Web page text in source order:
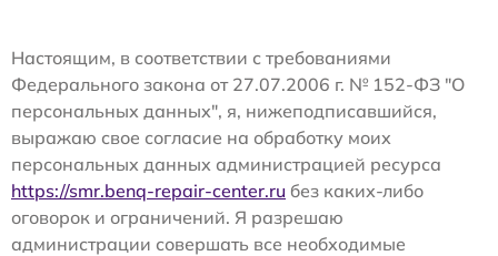
Настоящим, в соответствии с требованиями
Федерального закона от 27.07.2006 г. № 152-ФЗ "О
персональных данных", я, нижеподписавшийся,
выражаю свое согласие на обработку моих
персональных данных администрацией ресурса
https://smr.benq-repair-center.ru без каких-либо
оговорок и ограничений. Я разрешаю
администрации совершать все необходимые